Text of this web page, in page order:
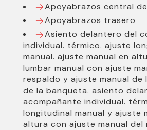
Apoyabrazos central
Apoyabrazos trasero
Asiento delantero del
individual. térmico. ajuste
manual. ajuste manual en
lumbar manual con ajuste
respaldo y ajuste manual de
de la banqueta. asiento
acompañante individual.
longitudinal manual y ajuste
altura con ajuste manual del